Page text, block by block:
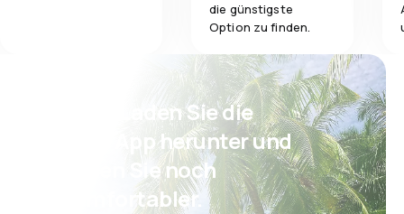
die günstigste
Option zu finden.
Psst! Laden Sie die
eSky App herunter und
reisen Sie noch
komfortabler.